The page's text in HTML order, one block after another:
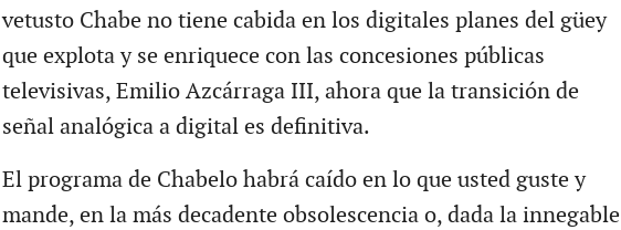
vetusto Chabe no tiene cabida en los digitales planes del güey
que explota y se enriquece con las concesiones públicas
televisivas, Emilio Azcárraga III, ahora que la transición de
señal analógica a digital es definitiva.
El programa de Chabelo habrá caído en lo que usted guste y
mande, en la más decadente obsolescencia o, dada la innegable